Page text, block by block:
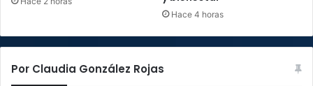
Hace 4 horas
Por Claudia González Rojas